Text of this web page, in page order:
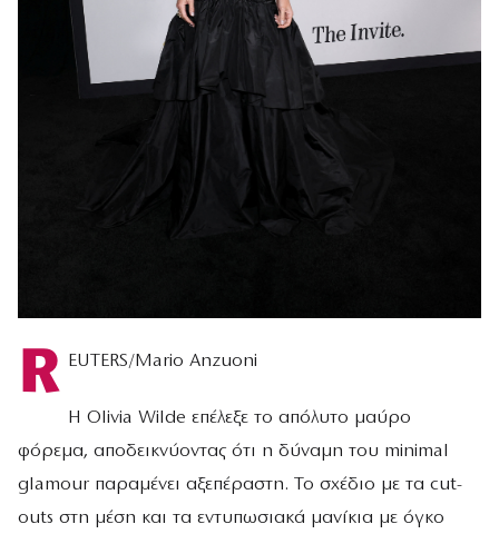
R EUTERS/Mario Anzuoni
Η Olivia Wilde επέλεξε το απόλυτο μαύρο
φόρεμα, αποδεικνύοντας ότι η δύναμη του minimal
glamour παραμένει αξεπέραστη. Το σχέδιο με τα cut-
outs στη μέση και τα εντυπωσιακά μανίκια με όγκο